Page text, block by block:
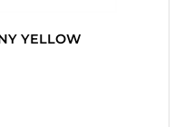
YELLOW